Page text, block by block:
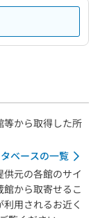
等から取得した所
ベースの一覧
元の各館のサイ
から取寄せるこ
用されるお近く